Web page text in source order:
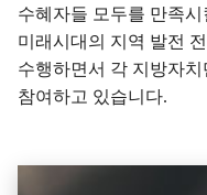
수혜자들 모두를 만족
미래시대의 지역 발전
수행하면서 각 지방자
참여하고 있습니다.